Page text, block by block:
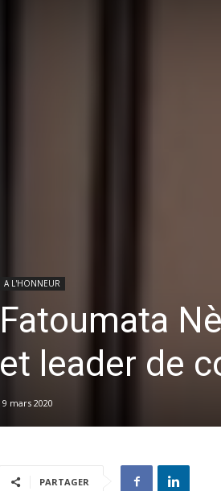
A L'HONNEUR
Fatoumata
et leader de
9 mars 2020
PARTAGER